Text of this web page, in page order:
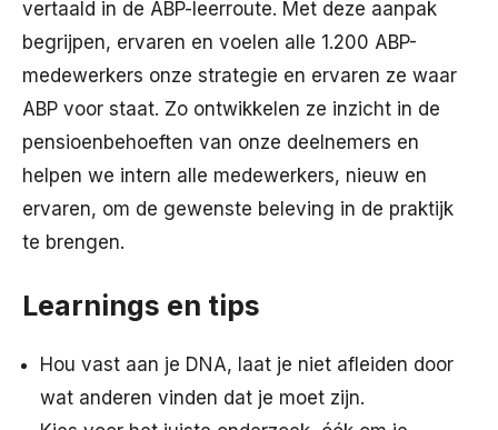
vertaald in de ABP-leerroute. Met deze aanpak
begrijpen, ervaren en voelen alle 1.200 ABP-
medewerkers onze strategie en ervaren ze waar
ABP voor staat. Zo ontwikkelen ze inzicht in de
pensioenbehoeften van onze deelnemers en
helpen we intern alle medewerkers, nieuw en
ervaren, om de gewenste beleving in de praktijk
te brengen.
Learnings en tips
Hou vast aan je DNA, laat je niet afleiden door
wat anderen vinden dat je moet zijn.